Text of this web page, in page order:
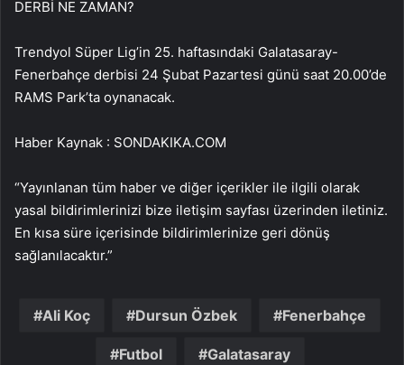
DERBİ NE ZAMAN?
Trendyol Süper Lig’in 25. haftasındaki Galatasaray-
Fenerbahçe derbisi 24 Şubat Pazartesi günü saat 20.00’de
RAMS Park’ta oynanacak.
Haber Kaynak : SONDAKIKA.COM
“Yayınlanan tüm haber ve diğer içerikler ile ilgili olarak
yasal bildirimlerinizi bize iletişim sayfası üzerinden iletiniz.
En kısa süre içerisinde bildirimlerinize geri dönüş
sağlanılacaktır.”
Ali Koç Dursun Özbek Fenerbahçe
Futbol Galatasaray